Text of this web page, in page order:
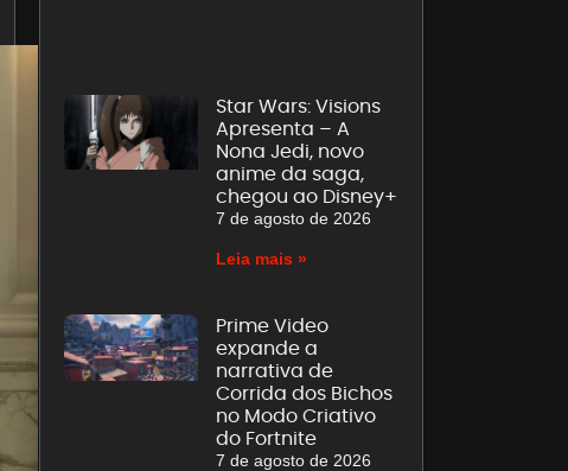
Star Wars: Visions
Apresenta – A
Nona Jedi, novo
anime da saga,
chegou ao Disney+
7 de agosto de 2026
Leia mais »
Prime Video
expande a
narrativa de
Corrida dos Bichos
no Modo Criativo
do Fortnite
7 de agosto de 2026